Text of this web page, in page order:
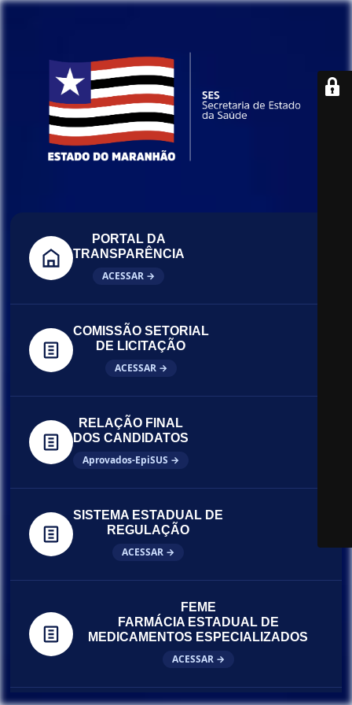
PORTAL DA
TRANSPARÊNCIA
ACESSAR →
COMISSÃO SETORIAL
DE LICITAÇÃO
ACESSAR →
RELAÇÃO FINAL
DOS CANDIDATOS
Aprovados-EpiSUS →
SISTEMA ESTADUAL DE
REGULAÇÃO
ACESSAR →
FEME
FARMÁCIA ESTADUAL DE
MEDICAMENTOS ESPECIALIZADOS
ACESSAR →